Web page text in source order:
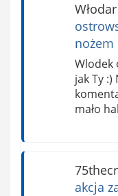
Włodar
nożem
Wlodek
jak Ty
mało
akcja